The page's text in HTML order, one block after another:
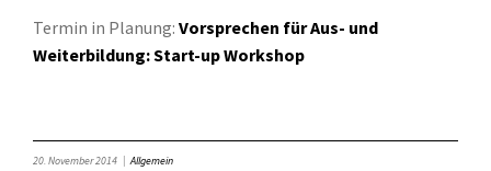
Termin in Planung: Vorsprechen für Aus- und
Weiterbildung: Start-up Workshop
20. November 2014 Allgemein